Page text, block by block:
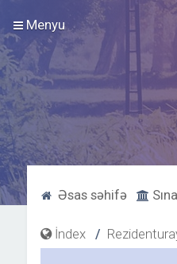
Menyu
Əsas səhifə
İndex